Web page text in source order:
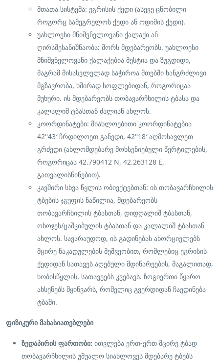
მთათა სისტემა: ეგრისის ქედი (ასევე ცნობილი
როგორც სამეგრელოს ქედი ან ოდიშის ქედი).
უახლოესი მნიშვნელოვანი ქალაქი ან
ღირსშესანიშნაობა: შორს მდებარეობს. უახლოესი
მნიშვნელოვანი ქალაქებია მესტია და ზუგდიდი,
მაგრამ მისასვლელად საჭიროა მთებში ხანგრძლივი
მგზავრობა, ხშირად სოფლებიდან, როგორიცაა
მუხური. ის მდებარეობს თობავარჩხილის ტბასა და
კალალიშ ტბასთან ძალიან ახლოს.
კოორდინატები: მიახლოებითი კოორდინატებია
42°43′ჩრდილოეთ განედი, 42°18′აღმოსავლეთ
გრძედი (ახლომდებარე მოხსენიებული წერტილების,
როგორიცაა 42.790412 N, 42.263128 E,
გათვალისწინებით).
კავშირი სხვა წყლის ობიექტებთან: ის თობავარჩხილის
ტბების ჯგუფის ნაწილია, მდებარეობს
თობავარჩხილის ტბასთან, დიდღალიშ ტბასთან,
ოხოჯეს/ცაშკიბულის ტბასთან და კალალიშ ტბასთან
ახლოს. სავარაუდოდ, ის გადინებას ახორციელებს
მცირე ნაკადულების მეშვეობით, რომლებიც ეგრისის
ქედიდან სათავეს აღებული მდინარეების, მაგალითად,
ხობისწყლის, სათავეებს კვებავს. ზოგიერთი წყარო
ახსენებს მყინვარს, რომელიც გვერდიდან ჩაედინება
ტბაში.
ფიზიკური მახასიათებლები
ზედაპირის ფართობი: ითვლება ერთ-ერთ მცირე ტბად
თობავარჩხილის უშუალო სიახლოვეს მდებარე ტბებს